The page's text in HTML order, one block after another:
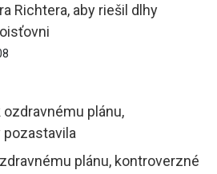
Richtera, aby riešil dlhy
plánu, kontroverzné